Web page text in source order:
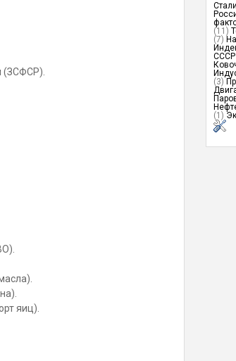
(ЗСФСР).
яиц).
(11)
(7)
СССР
(3)
(1)